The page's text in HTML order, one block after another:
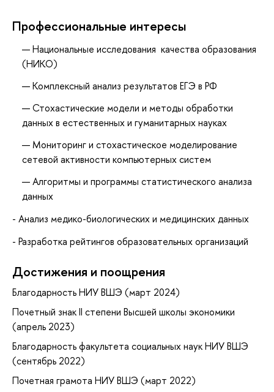
Профессиональные интересы
Национальные исследования качества образования
(НИКО)
Комплексный анализ результатов ЕГЭ в РФ
Стохастические модели и методы обработки
данных в естественных и гуманитарных науках
Мониторинг и стохастическое моделирование
сетевой активности компьютерных систем
Алгоритмы и программы статистического анализа
данных
- Анализ медико-биологических и медицинских данных
- Разработка рейтингов образовательных организаций
Достижения и поощрения
Благодарность НИУ ВШЭ (март 2024)
Почетный знак II степени Высшей школы экономики
(апрель 2023)
Благодарность факультета социальных наук НИУ ВШЭ
(сентябрь 2022)
Почетная грамота НИУ ВШЭ (март 2022)